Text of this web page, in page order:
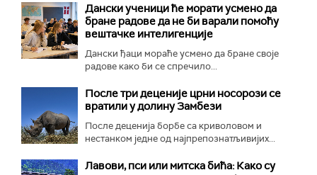
Дански ученици ће морати усмено да
бране радове да не би варали помоћу
вештачке интелигенције
Дански ђаци мораће усмено да бране своје
радове како би се спречило...
После три деценије црни носорози се
вратили у долину Замбези
После деценија борбе са криволовом и
нестанком једне од најпрепознатљивијих...
Лавови, пси или митска бића: Како су